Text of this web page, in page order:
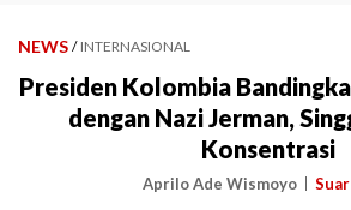
NEWS / INTERNASIONAL
Presiden Kolombia
dengan Nazi Jerman,
Konsentrasi
Aprilo Ade Wismoyo